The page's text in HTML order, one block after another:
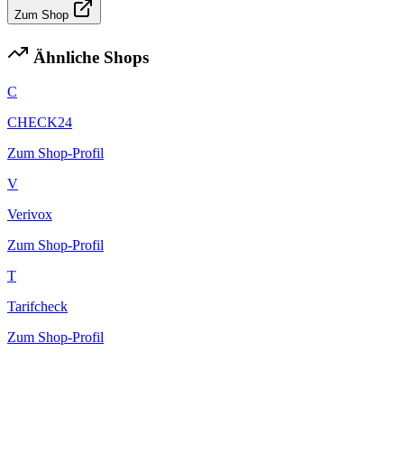
Zum Shop
Ähnliche Shops
C
CHECK24
Zum Shop-Profil
V
Verivox
Zum Shop-Profil
T
Tarifcheck
Zum Shop-Profil